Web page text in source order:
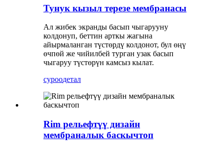
Тунук кызыл терезе мембранасы
Ал жибек экранды басып чыгарууну
колдонуп, беттин арткы жагына
айырмаланган түстөрдү колдонот, бул өңү
өчпөй же чийилбей турган узак басып
чыгаруу түстөрүн камсыз кылат.
суроодетал
Rim рельефтүү дизайн
мембраналык баскычтоп